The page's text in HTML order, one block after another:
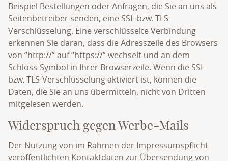
Beispiel Bestellungen oder Anfragen, die Sie an uns als
Seitenbetreiber senden, eine SSL-bzw. TLS-
Verschlüsselung. Eine verschlüsselte Verbindung
erkennen Sie daran, dass die Adresszeile des Browsers
von “http://” auf “https://” wechselt und an dem
Schloss-Symbol in Ihrer Browserzeile. Wenn die SSL-
bzw. TLS-Verschlüsselung aktiviert ist, können die
Daten, die Sie an uns übermitteln, nicht von Dritten
mitgelesen werden.
Widerspruch gegen Werbe-Mails
Der Nutzung von im Rahmen der Impressumspflicht
veröffentlichten Kontaktdaten zur Übersendung von